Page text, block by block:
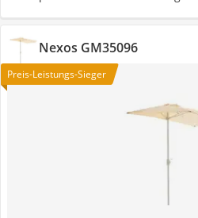
Nexos GM35096
Preis-Leistungs-Sieger